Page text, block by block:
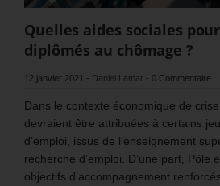
Quelles aides sociales
diplômés au chômage ?
12 janvier 2021 - Daniel Lamar - 0 Commentaire
Dans le contexte économique de
devraient être attribuées à certains
d’emploi, issus de l’enseignement
recherche d’emploi. D’une part, Pôle
objectifs d’accompagnement